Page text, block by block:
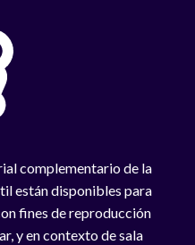
complementario de la
están disponibles para
fines de reproducción
y en contexto de sala